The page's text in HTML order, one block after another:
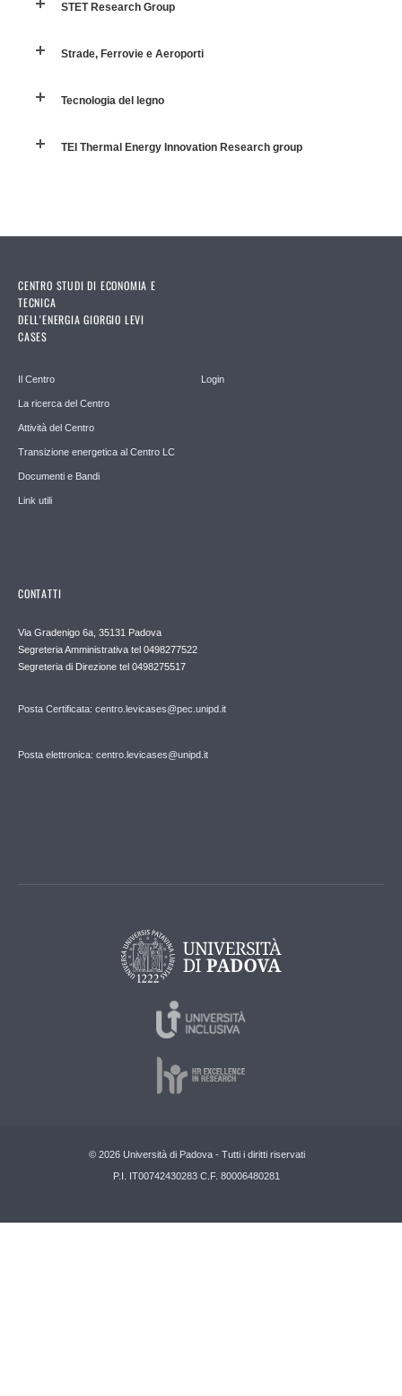
TEI Thermal Energy Innovation Research group
STET Research Group
Strade, Ferrovie e Aeroporti
Tecnologia del legno
TEI Thermal Energy Innovation Research group
CENTRO STUDI DI ECONOMIA E
TECNICA
DELL'ENERGIA GIORGIO LEVI
CASES
Il Centro
La ricerca del Centro
Attività del Centro
Transizione energetica al Centro LC
Documenti e Bandi
Link utili
Login
CONTATTI
Via Gradenigo 6a, 35131 Padova
Segreteria Amministrativa tel 0498277522
Segreteria di Direzione tel 0498275517
Posta Certificata: centro.levicases@pec.unipd.it
Posta elettronica: centro.levicases@unipd.it
© 2026 Università di Padova - Tutti i diritti riservati
P.I. IT00742430283 C.F. 80006480281